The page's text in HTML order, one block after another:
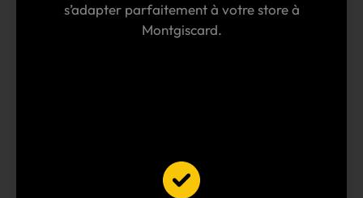
s’adapter parfaitement à votre store à
Montgiscard.